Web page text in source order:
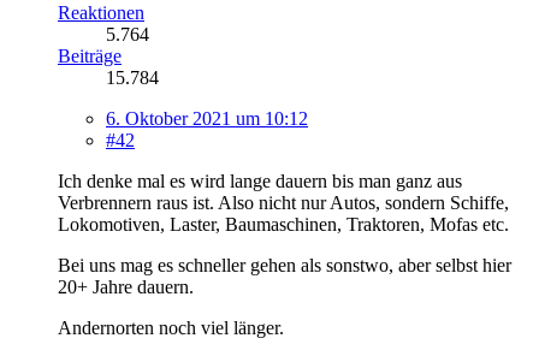
Reaktionen
5.764
Beiträge
15.784
6. Oktober 2021 um 10:12
#42
Ich denke mal es wird lange dauern bis man ganz aus
Verbrennern raus ist. Also nicht nur Autos, sondern Schiffe,
Lokomotiven, Laster, Baumaschinen, Traktoren, Mofas etc.
Bei uns mag es schneller gehen als sonstwo, aber selbst hier
20+ Jahre dauern.
Andernorten noch viel länger.